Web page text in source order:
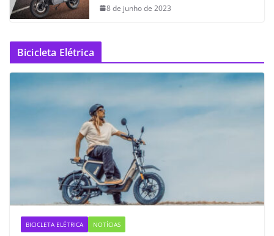
8 de junho de 2023
Bicicleta Elétrica
BICICLETA ELÉTRICA NOTÍCIAS